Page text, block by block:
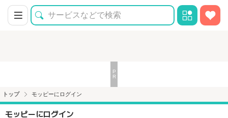
トップ モッピーにログイン
モッピーにログイン